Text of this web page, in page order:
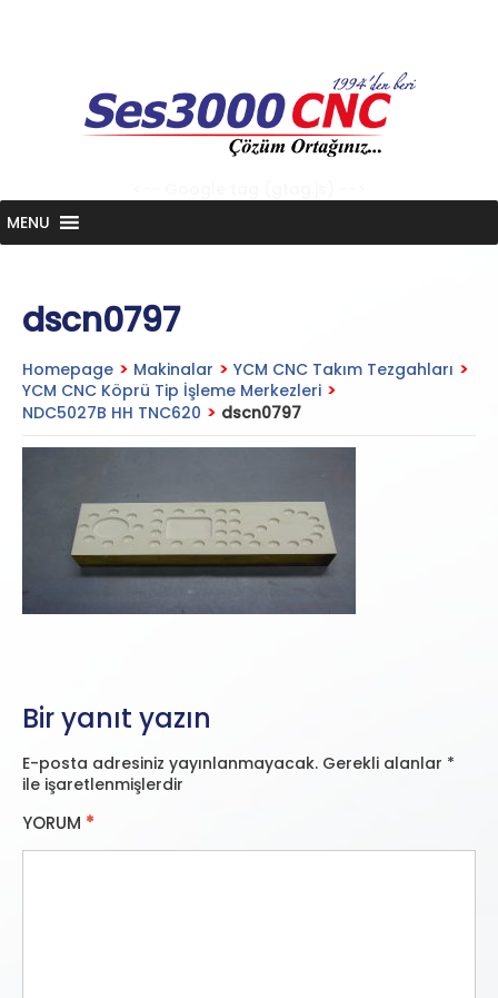
content
MENU
dscn0797
Homepage > Makinalar > YCM CNC Takım Tezgahları >
YCM CNC Köprü Tip İşleme Merkezleri >
NDC5027B HH TNC620 > dscn0797
Bir yanıt yazın
E-posta adresiniz yayınlanmayacak. Gerekli alanlar *
ile işaretlenmişlerdir
YORUM *